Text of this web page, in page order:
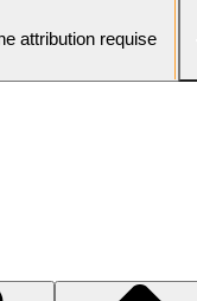
attribution requise